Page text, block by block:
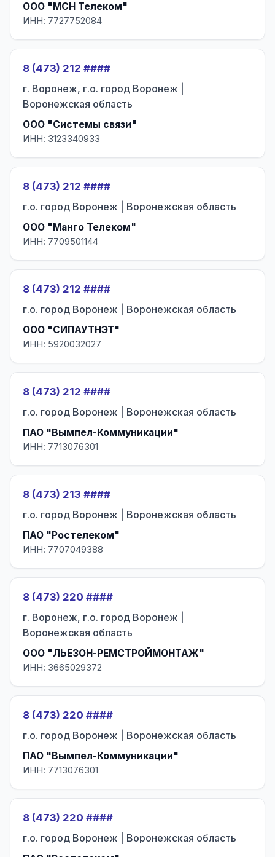
ООО "МСН Телеком"
ИНН: 7727752084
8 (473) 212 ####
г. Воронеж, г.о. город Воронеж |
Воронежская область
ООО "Системы связи"
ИНН: 3123340933
8 (473) 212 ####
г.о. город Воронеж | Воронежская область
ООО "Манго Телеком"
ИНН: 7709501144
8 (473) 212 ####
г.о. город Воронеж | Воронежская область
ООО "СИПАУТНЭТ"
ИНН: 5920032027
8 (473) 212 ####
г.о. город Воронеж | Воронежская область
ПАО "Вымпел-Коммуникации"
ИНН: 7713076301
8 (473) 213 ####
г.о. город Воронеж | Воронежская область
ПАО "Ростелеком"
ИНН: 7707049388
8 (473) 220 ####
г. Воронеж, г.о. город Воронеж |
Воронежская область
ООО "ЛЬЕЗОН-РЕМСТРОЙМОНТАЖ"
ИНН: 3665029372
8 (473) 220 ####
г.о. город Воронеж | Воронежская область
ПАО "Вымпел-Коммуникации"
ИНН: 7713076301
8 (473) 220 ####
г.о. город Воронеж | Воронежская область